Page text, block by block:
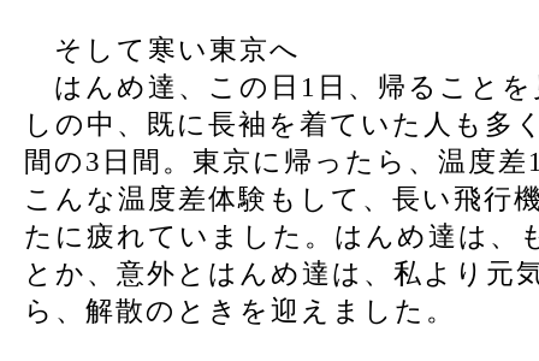
そして寒い東京へ
はんめ達、この日1日、帰ること
しの中、既に長袖を着ていた人も多
間の3日間。東京に帰ったら、温度
こんな温度差体験もして、長い飛行
たに疲れていました。はんめ達は、
とか、意外とはんめ達は、私より元
ら、解散のときを迎えました。